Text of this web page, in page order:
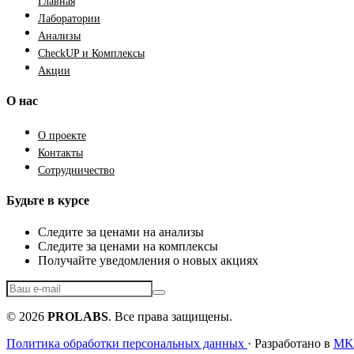
Лаборатории
Анализы
CheckUP и Комплексы
Акции
О нас
О проекте
Контакты
Сотрудничество
Будьте в курсе
Следите за ценами на анализы
Следите за ценами на комплексы
Получайте уведомления о новых акциях
© 2026 PROLABS. Все права защищены.
Политика обработки персональных данных · Разработано в